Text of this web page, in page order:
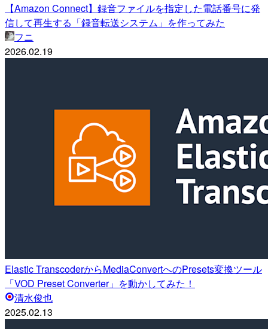
【Amazon Connect】録音ファイルを指定した電話番号に発
信して再生する「録音転送システム」を作ってみた
フニ
2026.02.19
Elastic TranscoderからMediaConvertへのPresets変換ツール
「VOD Preset Converter」を動かしてみた！
清水俊也
2025.02.13